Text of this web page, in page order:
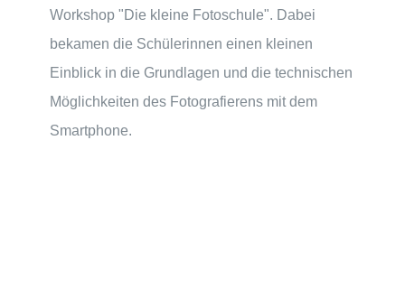
Workshop "Die kleine Fotoschule". Dabei
bekamen die Schülerinnen einen kleinen
Einblick in die Grundlagen und die technischen
Möglichkeiten des Fotografierens mit dem
Smartphone.